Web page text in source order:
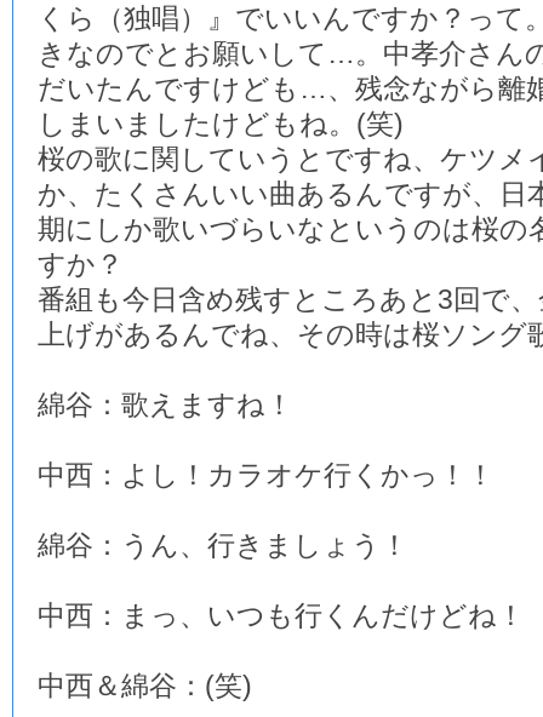
くら（独唱）』でいいんですか？って
きなのでとお願いして…。中孝介さん
だいたんですけども…、残念ながら離
しまいましたけどもね。(笑)
桜の歌に関していうとですね、ケツメ
か、たくさんいい曲あるんですが、日
期にしか歌いづらいなというのは桜の
すか？
番組も今日含め残すところあと3回で
上げがあるんでね、その時は桜ソング
綿谷：歌えますね！
中西：よし！カラオケ行くかっ！！
綿谷：うん、行きましょう！
中西：まっ、いつも行くんだけどね！
中西＆綿谷：(笑)